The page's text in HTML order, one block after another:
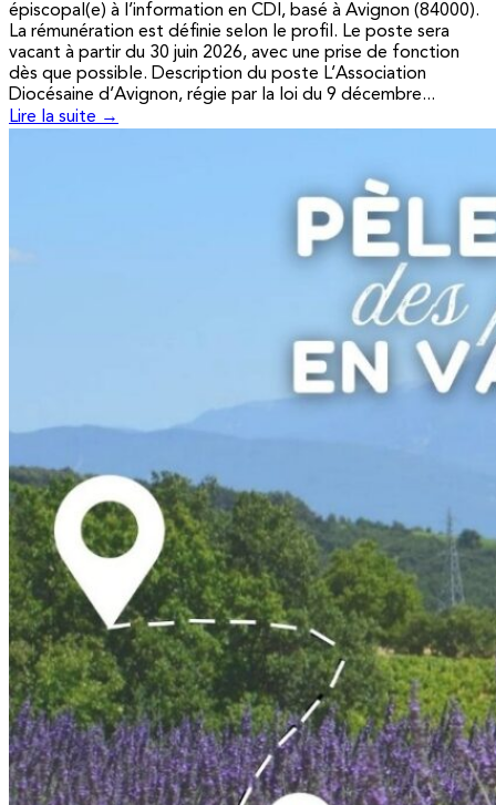
épiscopal(e) à l’information en CDI, basé à Avignon (84000).
La rémunération est définie selon le profil. Le poste sera
vacant à partir du 30 juin 2026, avec une prise de fonction
dès que possible. Description du poste L’Association
Diocésaine d’Avignon, régie par la loi du 9 décembre...
Lire la suite →